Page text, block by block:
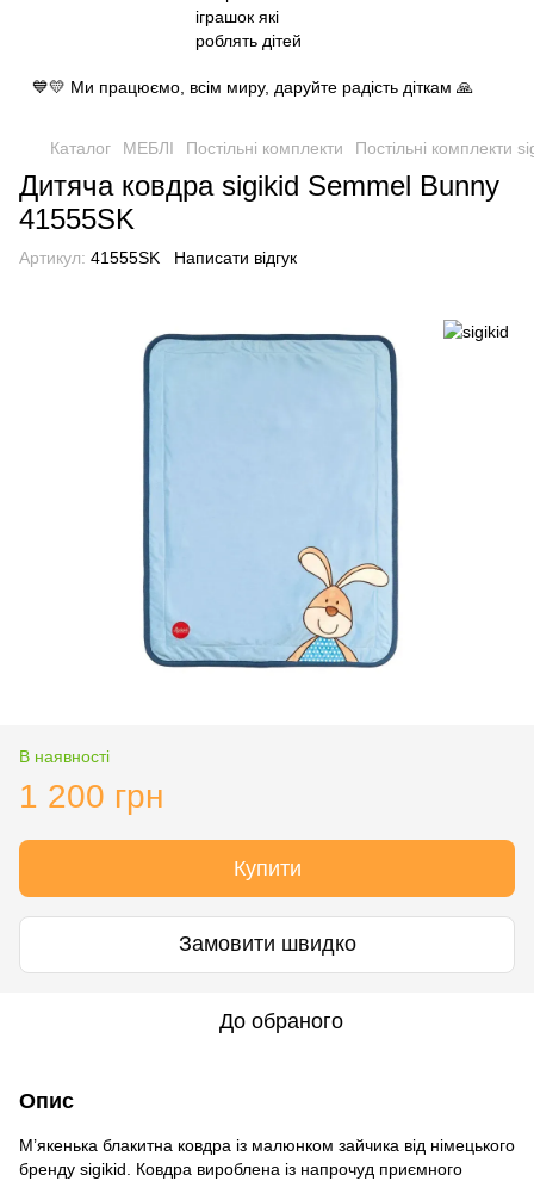
💙💛 Ми працюємо, всім миру, даруйте радість діткам 🙏
Каталог МЕБЛІ Постільні комплекти Постільні комплекти
Дитяча ковдра sigikid Semmel Bunny
41555SK
Артикул: 41555SK Написати відгук
В наявності
1 200 грн
Купити
Замовити швидко
До обраного
Опис
М’якенька блакитна ковдра із малюнком зайчика від німецького
бренду sigikid. Ковдра вироблена із напрочуд приємного